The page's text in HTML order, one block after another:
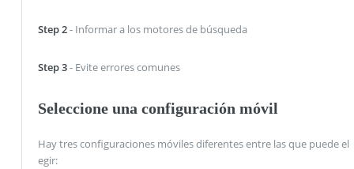
Step 2- Informar a los motores de búsqueda
Step 3- Evite errores comunes
Seleccione una configuración móvil
Hay tres configuraciones móviles diferentes entre las que puede el
egir: